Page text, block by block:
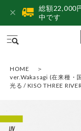
総額22,000
中です
HOME
ver.Wakasagi (在来種・
光る / KISO THREE